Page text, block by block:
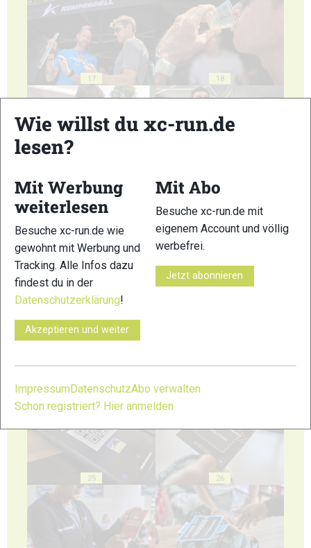
17 18
22
25 26
Wie willst du xc-run.de
lesen?
Mit Werbung
weiterlesen
Besuche xc-run.de wie
gewohnt mit Werbung und
Tracking. Alle Infos dazu
findest du in der
Datenschutzerklärung!
Akzeptieren und weiter
Mit Abo
Besuche xc-run.de mit
eigenem Account und völlig
werbefrei.
Jetzt abonnieren
Impressum DatenschutzAbo verwalten
Schon registriert? Hier anmelden